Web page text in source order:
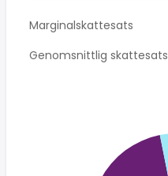
Marginalskattesats
Genomsnittlig skattesats